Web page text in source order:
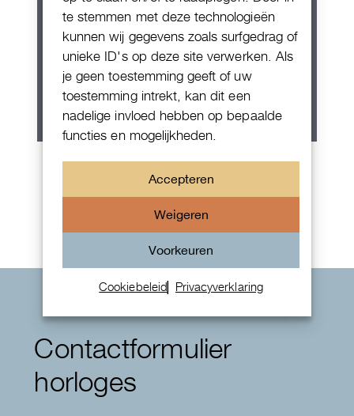
te stemmen met deze technologieën
kunnen wij gegevens zoals surfgedrag of
unieke ID's op deze site verwerken. Als
je geen toestemming geeft of uw
toestemming intrekt, kan dit een
nadelige invloed hebben op bepaalde
functies en mogelijkheden.
Accepteren
Weigeren
Voorkeuren
Cookiebeleid Privacyverklaring
Patek Philippe Annual Calendar
Chornograaf
Contactformulier
horloges